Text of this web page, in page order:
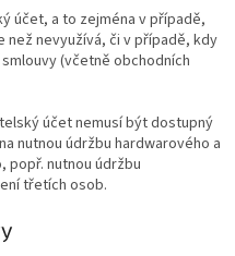
účet, a to zejména v případě,
nevyužívá, či v případě, kdy
(včetně obchodních
účet nemusí být dostupný
nutnou údržbu hardwarového a
popř. nutnou údržbu
třetích osob.